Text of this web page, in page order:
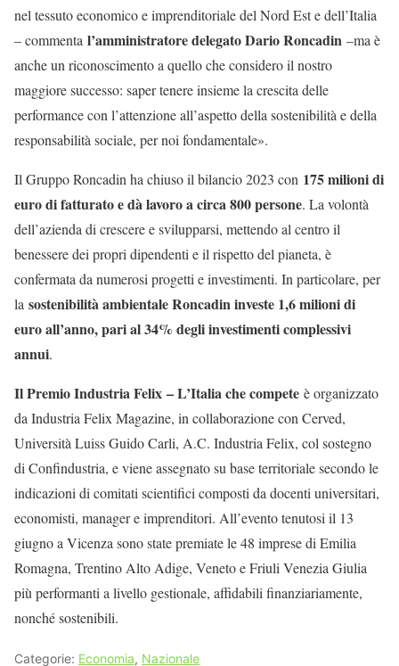
nel tessuto economico e imprenditoriale del Nord Est e dell’Italia
– commenta l’amministratore delegato Dario Roncadin –ma è
anche un riconoscimento a quello che considero il nostro
maggiore successo: saper tenere insieme la crescita delle
performance con l’attenzione all’aspetto della sostenibilità e della
responsabilità sociale, per noi fondamentale».
Il Gruppo Roncadin ha chiuso il bilancio 2023 con 175 milioni di
euro di fatturato e dà lavoro a circa 800 persone. La volontà
dell’azienda di crescere e svilupparsi, mettendo al centro il
benessere dei propri dipendenti e il rispetto del pianeta, è
confermata da numerosi progetti e investimenti. In particolare, per
la sostenibilità ambientale Roncadin investe 1,6 milioni di
euro all’anno, pari al 34% degli investimenti complessivi
annui.
Il Premio Industria Felix – L’Italia che compete è organizzato
da Industria Felix Magazine, in collaborazione con Cerved,
Università Luiss Guido Carli, A.C. Industria Felix, col sostegno
di Confindustria, e viene assegnato su base territoriale secondo le
indicazioni di comitati scientifici composti da docenti universitari,
economisti, manager e imprenditori. All’evento tenutosi il 13
giugno a Vicenza sono state premiate le 48 imprese di Emilia
Romagna, Trentino Alto Adige, Veneto e Friuli Venezia Giulia
più performanti a livello gestionale, affidabili finanziariamente,
nonché sostenibili.
Categorie: Economia, Nazionale